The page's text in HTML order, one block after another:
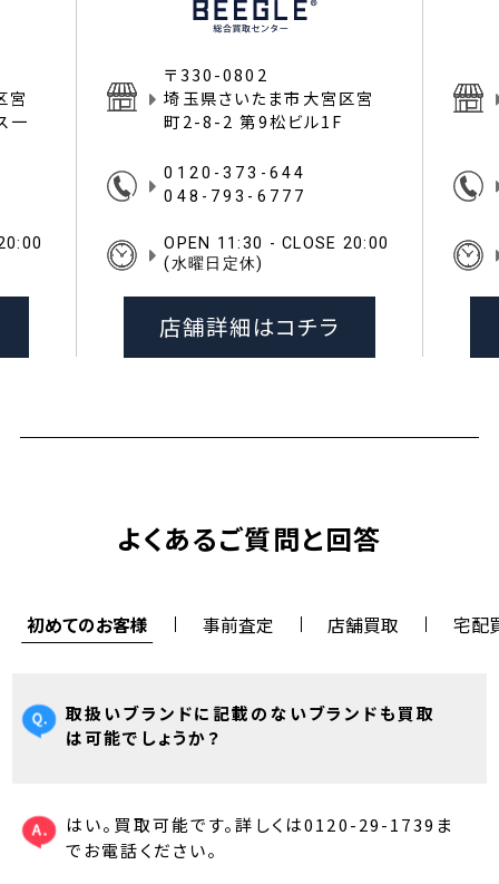
宮
一
〒330-0802
埼玉県さいたま市大宮区宮
町2-8-2 第9松ビル1F
0120-373-644
048-793-6777
OPEN 11:30 - CLOSE 20:00
(水曜日定休)
店舗詳細はコチラ
よくあるご質問と回答
初めてのお客様 事前査定 店舗買取 宅配
取扱いブランドに記載のないブランドも買取
は可能でしょうか？
はい。買取可能です。詳しくは0120-29-1739ま
でお電話ください。